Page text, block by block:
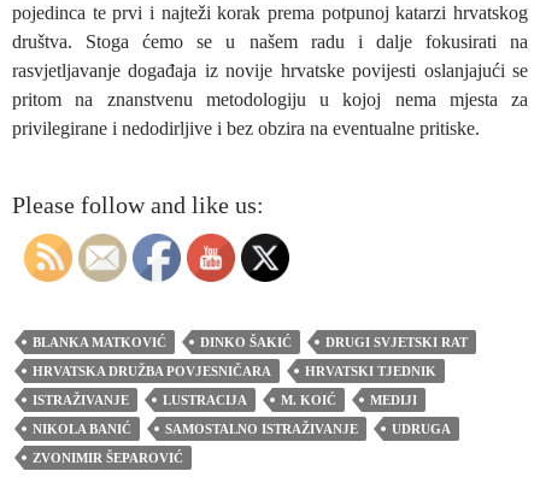
pojedinca te prvi i najteži korak prema potpunoj katarzi hrvatskog
društva. Stoga ćemo se u našem radu i dalje fokusirati na
rasvjetljavanje događaja iz novije hrvatske povijesti oslanjajući se
pritom na znanstvenu metodologiju u kojoj nema mjesta za
privilegirane i nedodirljive i bez obzira na eventualne pritiske.
Please follow and like us:
BLANKA MATKOVIĆ DINKO ŠAKIĆ
DRUGI SVJETSKI RAT
HRVATSKA DRUŽBA POVJESNIČARA
HRVATSKI TJEDNIK
ISTRAŽIVANJE
LUSTRACIJA M. KOIĆ
MEDIJI
NIKOLA BANIĆ
SAMOSTALNO ISTRAŽIVANJE
UDRUGA
ZVONIMIR ŠEPAROVIĆ